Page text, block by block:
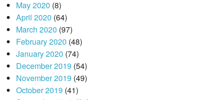
May 2020 (8)
April 2020 (64)
March 2020 (97)
February 2020 (48)
January 2020 (74)
December 2019 (54)
November 2019 (49)
October 2019 (41)